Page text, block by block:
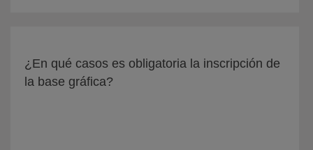
¿En qué casos es obligatoria la inscripción de
la base gráfica?